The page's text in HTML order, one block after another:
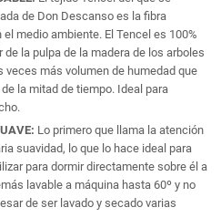
de Don Descanso es la fibra
medio ambiente. El Tencel es 100%
la pulpa de la madera de los arboles
veces más volumen de humedad que
la mitad de tiempo. Ideal para
Lo primero que llama la atención
suavidad, lo que lo hace ideal para
para dormir directamente sobre él a
lavable a máquina hasta 60º y no
de ser lavado y secado varias